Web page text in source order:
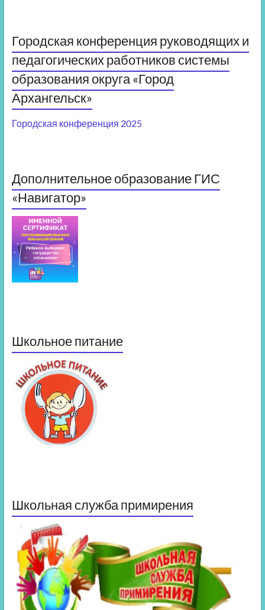
Городская конференция руководящих и
педагогических работников системы
образования округа «Город
Архангельск»
Городская конференция 2025
Дополнительное образование ГИС
«Навигатор»
Школьное питание
Школьная служба примирения